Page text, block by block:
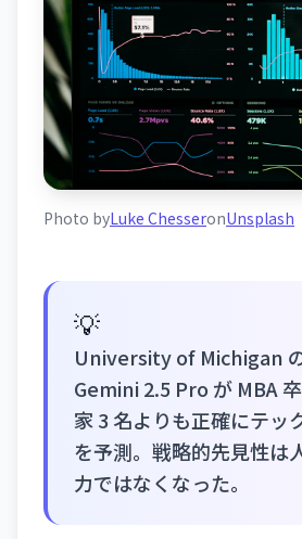
Photo byLuke ChesseronUnsplash
💡
University of Michigan の
Gemini 2.5 Pro が MBA
家 3 名よりも正確にテッ
を予測。戦略的先見性は
力ではなくなった。